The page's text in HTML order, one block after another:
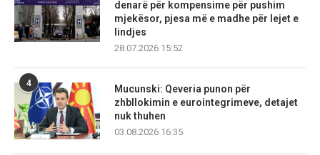
denarë për kompensime për pushim
mjekësor, pjesa më e madhe për lejet e
lindjes
28.07.2026 15:52
4
Mucunski: Qeveria punon për
zhbllokimin e eurointegrimeve, detajet
nuk thuhen
03.08.2026 16:35